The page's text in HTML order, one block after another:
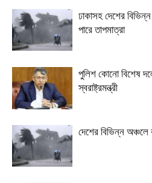
ঢাকাসহ দেশের
পারে তাপমাত্রা
পুলিশ কোনো বিশেষ
স্বরাষ্ট্রমন্ত্রী
দেশের বিভিন্ন